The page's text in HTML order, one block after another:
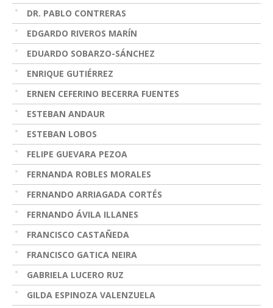
DR. PABLO CONTRERAS
EDGARDO RIVEROS MARÍN
EDUARDO SOBARZO-SÁNCHEZ
ENRIQUE GUTIÉRREZ
ERNEN CEFERINO BECERRA FUENTES
ESTEBAN ANDAUR
ESTEBAN LOBOS
FELIPE GUEVARA PEZOA
FERNANDA ROBLES MORALES
FERNANDO ARRIAGADA CORTÉS
FERNANDO ÁVILA ILLANES
FRANCISCO CASTAÑEDA
FRANCISCO GATICA NEIRA
GABRIELA LUCERO RUZ
GILDA ESPINOZA VALENZUELA